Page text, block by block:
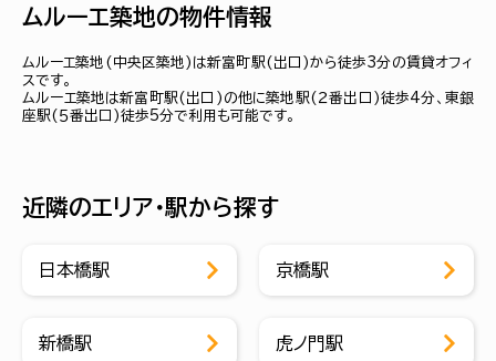
ムルーエ築地の物件情報
ムルーエ築地(中央区築地)は新富町駅(出口)から徒歩3分の賃貸オフィ
スです。
ムルーエ築地は新富町駅(出口)の他に築地駅(２番出口)徒歩4分、東銀
座駅(５番出口)徒歩5分で利用も可能です。
近隣のエリア・駅から探す
日本橋駅 京橋駅
新橋駅 虎ノ門駅